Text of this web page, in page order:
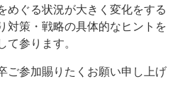
めぐる状況が大きく変化をする
対策・戦略の具体的なヒントを
て参ります。
ご参加賜りたくお願い申し上げ